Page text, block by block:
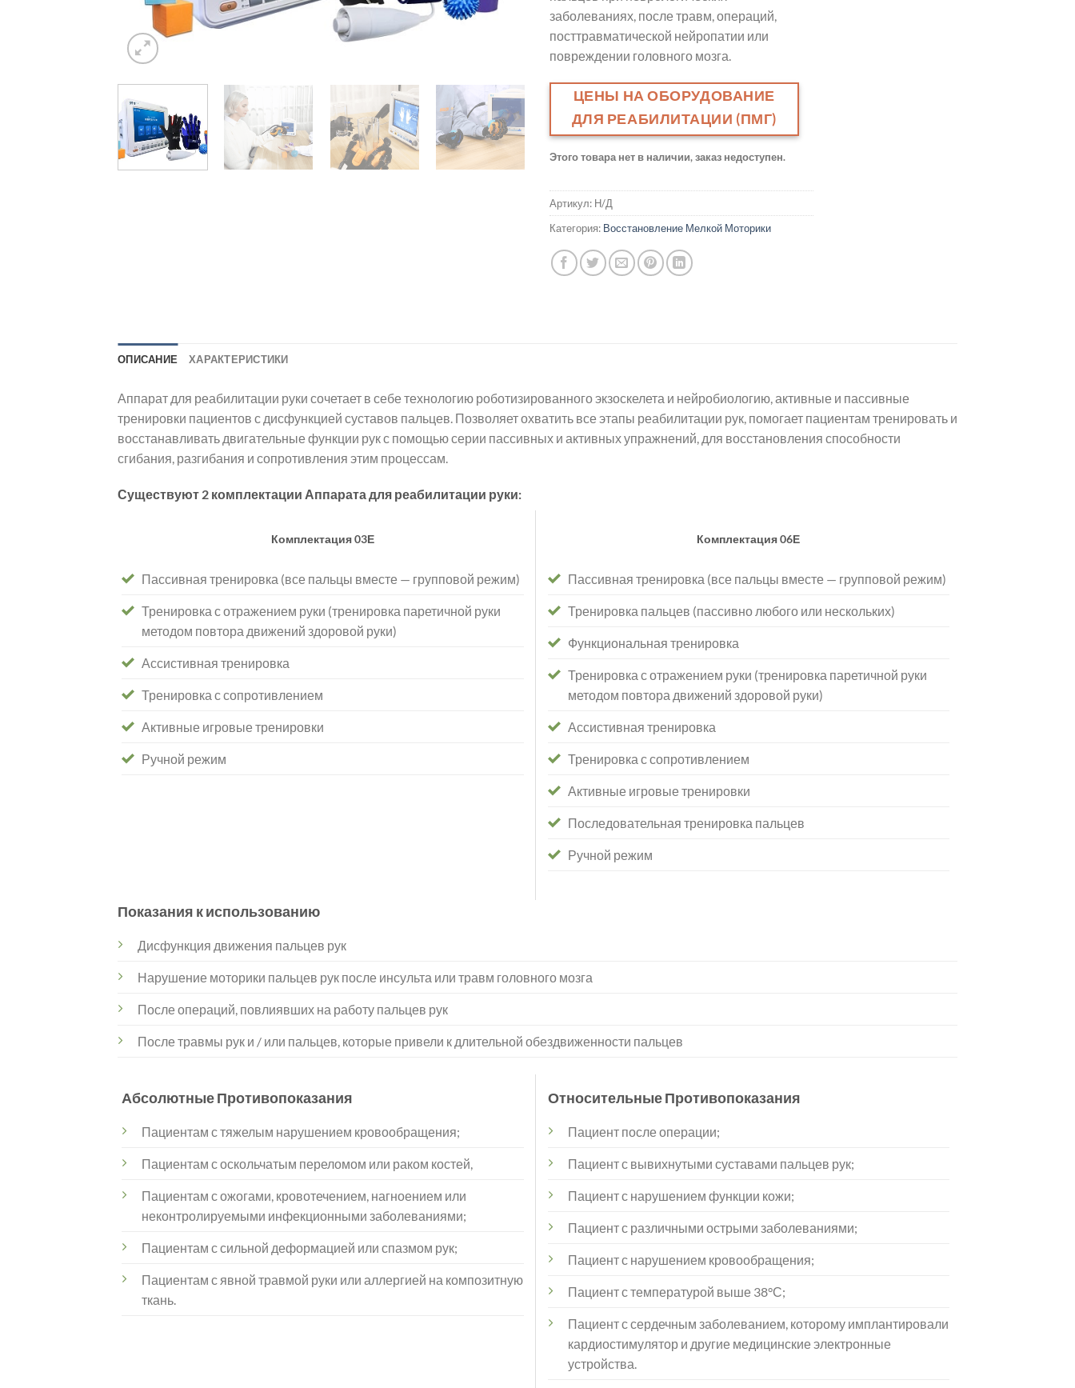
заболеваниях, после травм, операций,
посттравматической нейропатии или
повреждении головного мозга.
ЦЕНЫ НА ОБОРУДОВАНИЕ
ДЛЯ РЕАБИЛИТАЦИИ (ПМГ)
Этого товара нет в наличии, заказ недоступен.
Артикул: Н/Д
Категория: Восстановление Мелкой Моторики
ОПИСАНИЕ ХАРАКТЕРИСТИКИ
Аппарат для реабилитации руки сочетает в себе технологию роботизированного экзоскелета и нейробиологию, активные и пассивные
тренировки пациентов с дисфункцией суставов пальцев. Позволяет охватить все этапы реабилитации рук, помогает пациентам тренировать и
восстанавливать двигательные функции рук с помощью серии пассивных и активных упражнений, для восстановления способности
сгибания, разгибания и сопротивления этим процессам.
Существуют 2 комплектации Аппарата для реабилитации руки:
Комплектация 03Е
Пассивная тренировка (все пальцы вместе — групповой режим)
Тренировка с отражением руки (тренировка паретичной руки
методом повтора движений здоровой руки)
Ассистивная тренировка
Тренировка с сопротивлением
Активные игровые тренировки
Ручной режим
Комплектация 06Е
Пассивная тренировка (все пальцы вместе — групповой режим)
Тренировка пальцев (пассивно любого или нескольких)
Функциональная тренировка
Тренировка с отражением руки (тренировка паретичной руки
методом повтора движений здоровой руки)
Ассистивная тренировка
Тренировка с сопротивлением
Активные игровые тренировки
Последовательная тренировка пальцев
Ручной режим
Показания к использованию
Дисфункция движения пальцев рук
Нарушение моторики пальцев рук после инсульта или травм головного мозга
После операций, повлиявших на работу пальцев рук
После травмы рук и / или пальцев, которые привели к длительной обездвиженности пальцев
Абсолютные Противопоказания
Пациентам с тяжелым нарушением кровообращения;
Пациентам с оскольчатым переломом или раком костей,
Пациентам с ожогами, кровотечением, нагноением или
неконтролируемыми инфекционными заболеваниями;
Пациентам с сильной деформацией или спазмом рук;
Пациентам с явной травмой руки или аллергией на композитную
ткань.
Относительные Противопоказания
Пациент после операции;
Пациент с вывихнутыми суставами пальцев рук;
Пациент с нарушением функции кожи;
Пациент с различными острыми заболеваниями;
Пациент с нарушением кровообращения;
Пациент с температурой выше 38°С;
Пациент с сердечным заболеванием, которому имплантировали
кардиостимулятор и другие медицинские электронные
устройства.